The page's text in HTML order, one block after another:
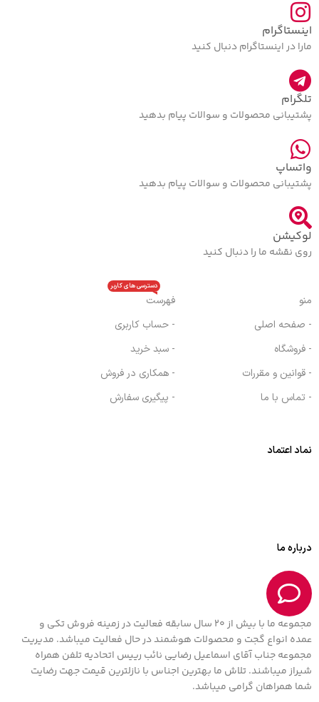
اینستاگرام
مارا در اینستاگرام دنبال کنید
تلگرام
پشتیبانی محصولات و سوالات پیام بدهید
واتساپ
پشتیبانی محصولات و سوالات پیام بدهید
لوکیشن
روی نقشه ما را دنبال کنید
منو
- صفحه اصلی
- فروشگاه
- قوانین و مقررات
- تماس با ما
فهرست
دسترسی های کاربر
- حساب کاربری
- سبد خرید
- همکاری در فروش
- پیگیری سفارش
نماد اعتماد
درباره ما
مجموعه ما با بیش از 20 سال سابقه فعالیت در زمینه فروش تکی و
عمده انواع گجت و محصولات هوشمند در حال فعالیت میباشد. مدیریت
مجموعه جناب آقای اسماعیل رضایی نائب رییس اتحادیه تلفن همراه
شیراز میباشند. تلاش ما بهترین اجناس با نازلترین قیمت جهت رضایت
شما همراهان گرامی میباشد.